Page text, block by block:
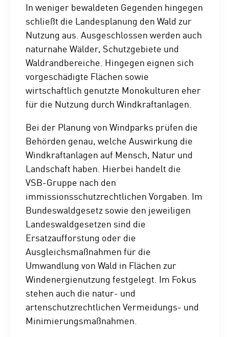
In weniger bewaldeten Gegenden hingegen
schließt die Landesplanung den Wald zur
Nutzung aus. Ausgeschlossen werden auch
naturnahe Wälder, Schutzgebiete und
Waldrandbereiche. Hingegen eignen sich
vorgeschädigte Flächen sowie
wirtschaftlich genutzte Monokulturen eher
für die Nutzung durch Windkraftanlagen.
Bei der Planung von Windparks prüfen die
Behörden genau, welche Auswirkung die
Windkraftanlagen auf Mensch, Natur und
Landschaft haben. Hierbei handelt die
VSB-Gruppe nach den
immissionsschutzrechtlichen Vorgaben. Im
Bundeswaldgesetz sowie den jeweiligen
Landeswaldgesetzen sind die
Ersatzaufforstung oder die
Ausgleichsmaßnahmen für die
Umwandlung von Wald in Flächen zur
Windenergienutzung festgelegt. Im Fokus
stehen auch die natur- und
artenschutzrechtlichen Vermeidungs- und
Minimierungsmaßnahmen.